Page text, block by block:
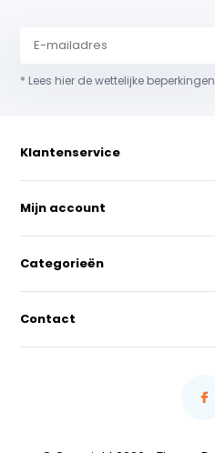
* Lees hier de wettelijke beperkingen
Klantenservice
Mijn account
Categorieën
Contact